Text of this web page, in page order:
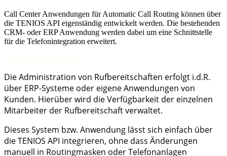
Call Center Anwendungen für Automatic Call Routing können über
die TENIOS API eigenständig entwickelt werden. Die bestehenden
CRM- oder ERP Anwendung werden dabei um eine Schnittstelle
für die Telefonintegration erweitert.
Die Administration von Rufbereitschaften erfolgt i.d.R.
über ERP-Systeme oder eigene Anwendungen von
Kunden. Hierüber wird die Verfügbarkeit der einzelnen
Mitarbeiter der Rufbereitschaft verwaltet.
Dieses System bzw. Anwendung lässt sich einfach über
die TENIOS API integrieren, ohne dass Änderungen
manuell in Routingmasken oder Telefonanlagen